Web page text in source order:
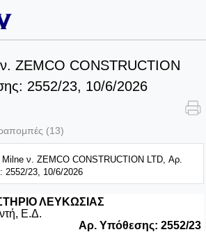
ZEMCO CONSTRUCTION
2552/23, 10/6/2026
(13)
ν. ZEMCO CONSTRUCTION LTD, Αρ.
2552/23, 10/6/2026
ΛΕΥΚΩΣΙΑΣ
Ε.Δ.
Αρ. Υπόθεσης: 2552/23